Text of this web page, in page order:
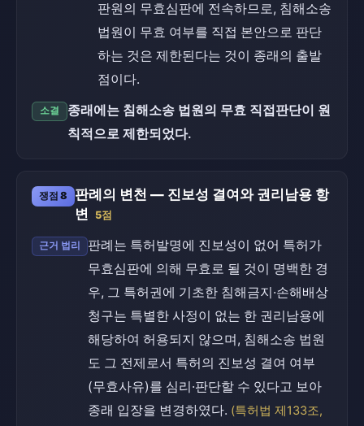
판원의 무효심판에 전속하므로, 침해소송
법원이 무효 여부를 직접 본안으로 판단
하는 것은 제한된다는 것이 종래의 출발
점이다.
소결
종래에는 침해소송 법원의 무효 직접판단이 원
칙적으로 제한되었다.
쟁점 8
판례의 변천 — 진보성 결여와 권리남용 항
변
5점
근거 법리
판례는 특허발명에 진보성이 없어 특허가
무효심판에 의해 무효로 될 것이 명백한 경
우, 그 특허권에 기초한 침해금지·손해배상
청구는 특별한 사정이 없는 한 권리남용에
해당하여 허용되지 않으며, 침해소송 법원
도 그 전제로서 특허의 진보성 결여 여부
(무효사유)를 심리·판단할 수 있다고 보아
종래 입장을 변경하였다. (특허법 제133조,